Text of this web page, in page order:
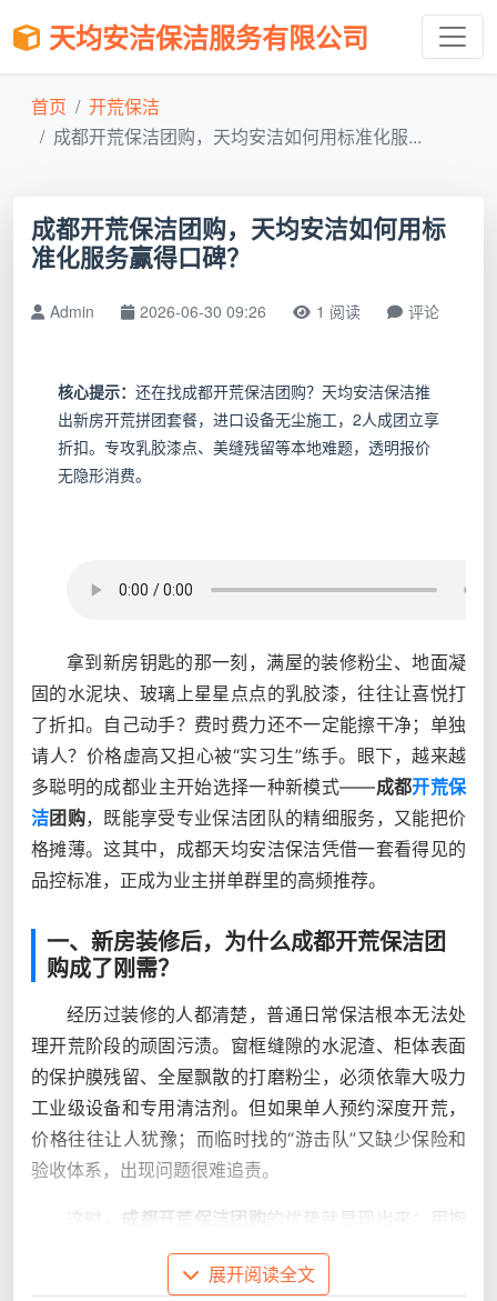
天均安洁保洁服务有限公司
首页
开荒保洁
成都开荒保洁团购，天均安洁如何用标准化服...
成都开荒保洁团购，天均安洁如何用标
准化服务赢得口碑？
Admin 2026-06-30 09:26 1 阅读 评论
核心提示： 还在找成都开荒保洁团购？天均安洁保洁推
出新房开荒拼团套餐，进口设备无尘施工，2人成团立享
折扣。专攻乳胶漆点、美缝残留等本地难题，透明报价
无隐形消费。
拿到新房钥匙的那一刻，满屋的装修粉尘、地面凝
固的水泥块、玻璃上星星点点的乳胶漆，往往让喜悦打
了折扣。自己动手？费时费力还不一定能擦干净；单独
请人？价格虚高又担心被“实习生”练手。眼下，越来越
多聪明的成都业主开始选择一种新模式——成都开荒保
洁团购，既能享受专业保洁团队的精细服务，又能把价
格摊薄。这其中，成都天均安洁保洁凭借一套看得见的
品控标准，正成为业主拼单群里的高频推荐。
一、新房装修后，为什么成都开荒保洁团
购成了刚需？
经历过装修的人都清楚，普通日常保洁根本无法处
理开荒阶段的顽固污渍。窗框缝隙的水泥渣、柜体表面
的保护膜残留、全屋飘散的打磨粉尘，必须依靠大吸力
工业级设备和专用清洁剂。但如果单人预约深度开荒，
价格往往让人犹豫；而临时找的“游击队”又缺少保险和
验收体系，出现问题很难追责。
这时， 成都开荒保洁团购的优势就显现出来：用抱
团把单价打下来，同时倒逼服务方必须维持稳定口碑，
才能在邻里圈持续接单。尤其像成都天均安洁这样专注
展开阅读全文